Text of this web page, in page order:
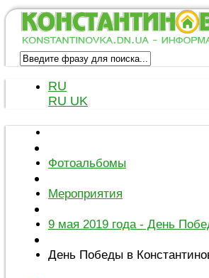
RU
RU UK
Фотоальбомы
Мероприятия
9 мая 2019 года - День
День Победы в